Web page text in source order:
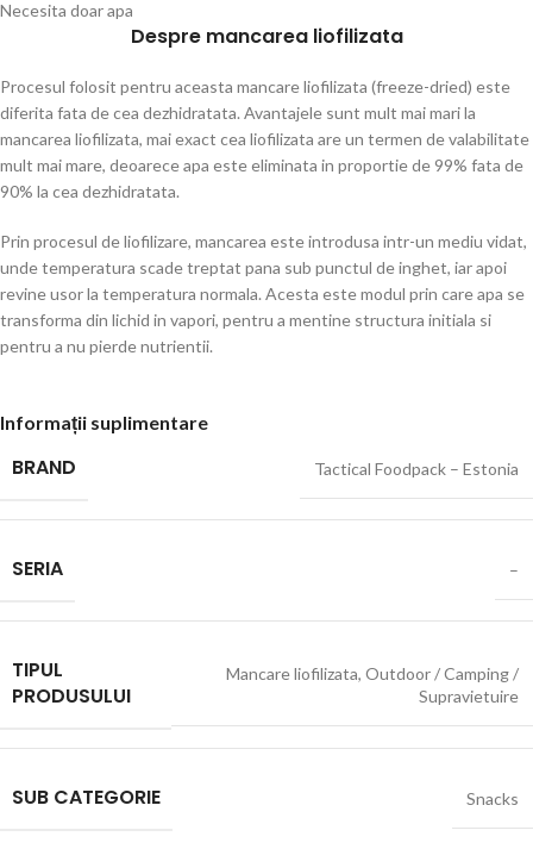
Necesita doar apa
Despre mancarea liofilizata
Procesul folosit pentru aceasta mancare liofilizata (freeze-dried) este
diferita fata de cea dezhidratata. Avantajele sunt mult mai mari la
mancarea liofilizata, mai exact cea liofilizata are un termen de valabilitate
mult mai mare, deoarece apa este eliminata in proportie de 99% fata de
90% la cea dezhidratata.
Prin procesul de liofilizare, mancarea este introdusa intr-un mediu vidat,
unde temperatura scade treptat pana sub punctul de inghet, iar apoi
revine usor la temperatura normala. Acesta este modul prin care apa se
transforma din lichid in vapori, pentru a mentine structura initiala si
pentru a nu pierde nutrientii.
Informații suplimentare
BRAND Tactical Foodpack – Estonia
SERIA –
TIPUL
PRODUSULUI
Mancare liofilizata, Outdoor / Camping /
Supravietuire
SUB CATEGORIE Snacks